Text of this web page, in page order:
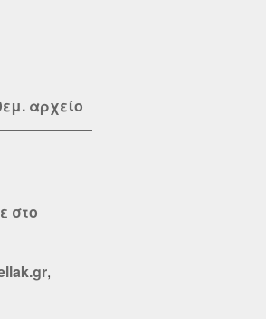
αρχείο
στο
,